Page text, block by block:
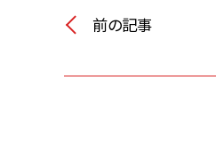
前の記事